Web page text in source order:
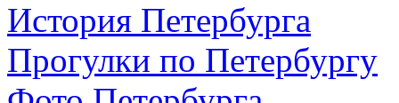
История Петербурга
Прогулки по Петербургу